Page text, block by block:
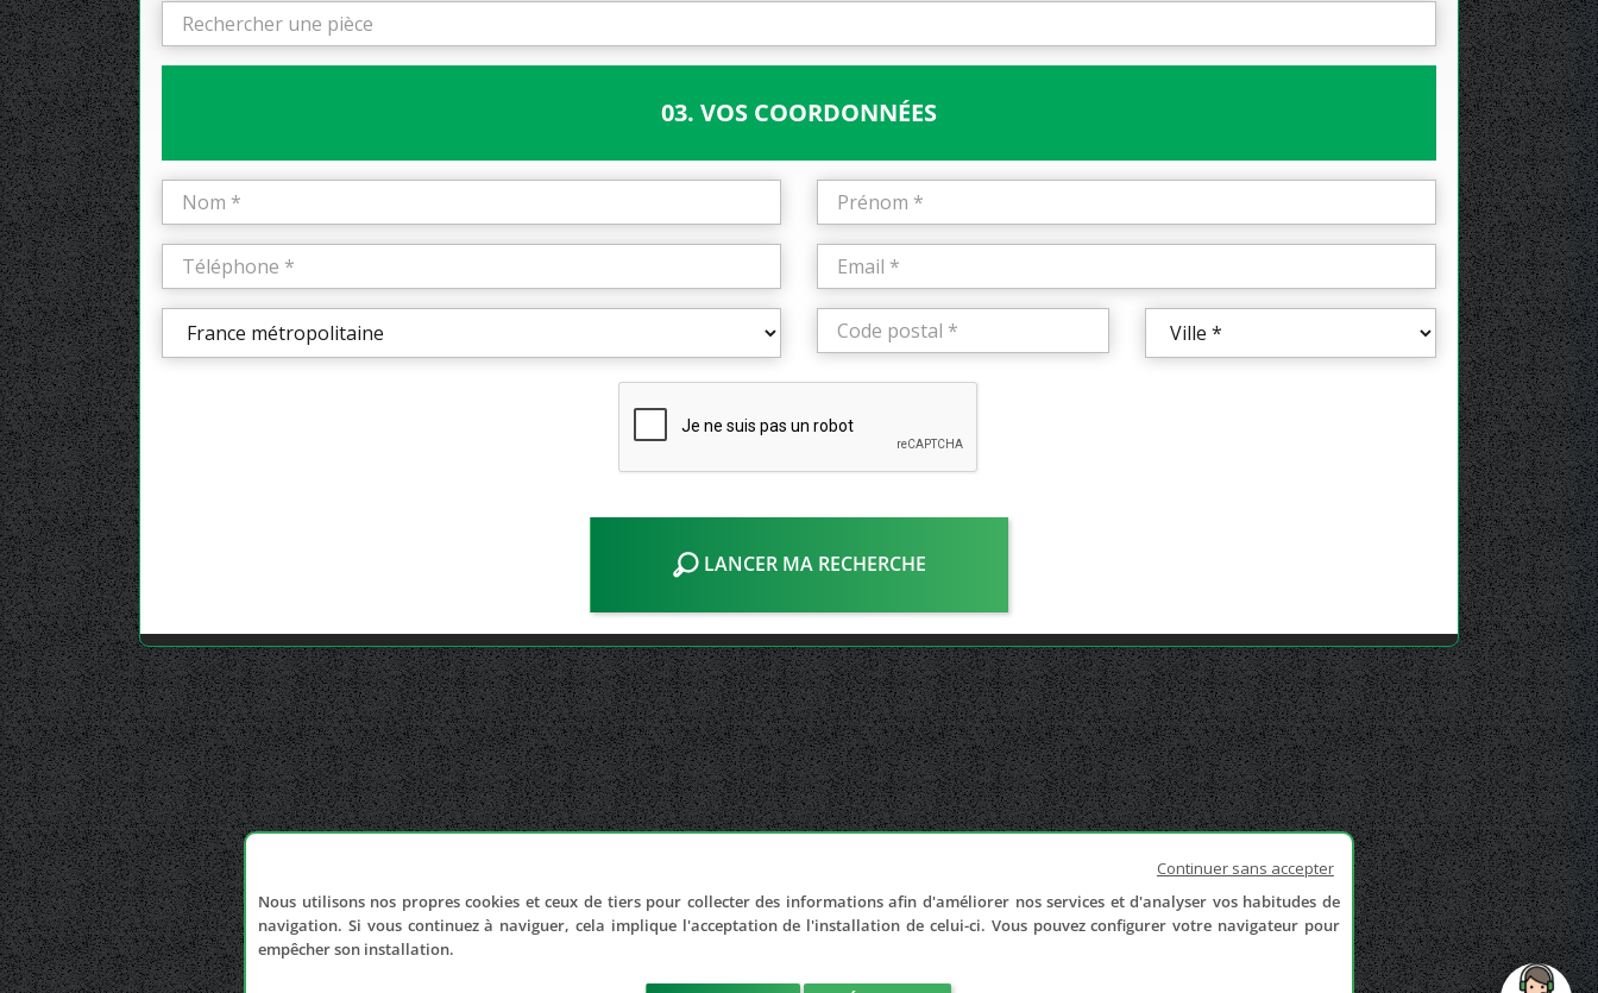
03. VOS COORDONNÉES
LANCER MA RECHERCHE
Continuer sans accepter
Nous utilisons nos propres cookies et ceux de tiers pour collecter des informations afin d'améliorer nos services et d'analyser vos habitudes de
navigation. Si vous continuez à naviguer, cela implique l'acceptation de l'installation de celui-ci. Vous pouvez configurer votre navigateur pour
empêcher son installation.